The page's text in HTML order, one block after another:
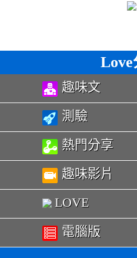
Love
趣味文
測驗
熱門分享
趣味影片
LOVE
電腦版